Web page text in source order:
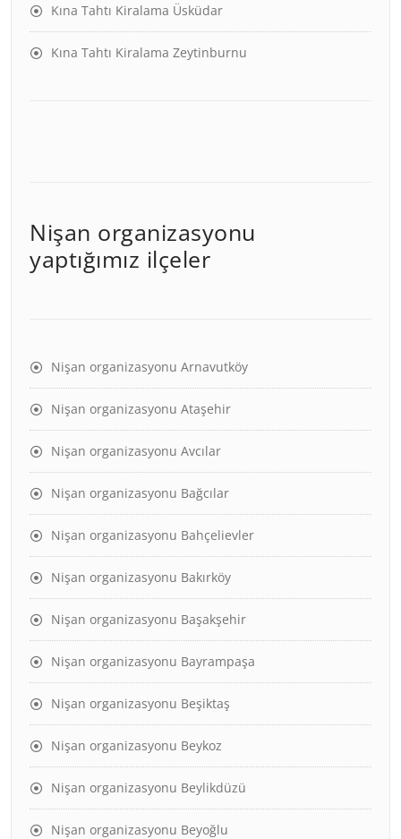
Kına Tahtı Kiralama Üsküdar
Kına Tahtı Kiralama Zeytinburnu
Nişan organizasyonu
yaptığımız ilçeler
Nişan organizasyonu Arnavutköy
Nişan organizasyonu Ataşehir
Nişan organizasyonu Avcılar
Nişan organizasyonu Bağcılar
Nişan organizasyonu Bahçelievler
Nişan organizasyonu Bakırköy
Nişan organizasyonu Başakşehir
Nişan organizasyonu Bayrampaşa
Nişan organizasyonu Beşiktaş
Nişan organizasyonu Beykoz
Nişan organizasyonu Beylikdüzü
Nişan organizasyonu Beyoğlu